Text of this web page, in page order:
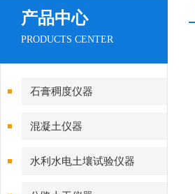
产品中心
PRODUCTS CENTER
石膏稠度仪器
混凝土仪器
水利水电土壤试验仪器